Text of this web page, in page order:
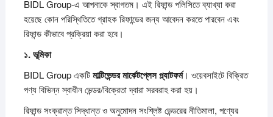
BIDL Group-এ আপনাকে স্বাগতম। এই রিফান্ড পলিসিতে ব্যাখ্যা করা
হয়েছে কোন পরিস্থিতিতে গ্রাহক রিফান্ডের জন্য আবেদন করতে পারবেন এবং
রিফান্ড কীভাবে প্রক্রিয়া করা হবে।
১.ভূমিকা
BIDL Group একটিমাল্টিভেন্ডরমার্কেটপ্লেসপ্ল্যাটফর্ম। ওয়েবসাইটে বিক্রিত
পণ্য বিভিন্ন স্বাধীন ভেন্ডর/বিক্রেতা দ্বারা সরবরাহ করা হয়।
রিফান্ড সংক্রান্ত সিদ্ধান্ত ও অনুমোদন সংশ্লিষ্ট ভেন্ডরের নীতিমালা, পণ্যের